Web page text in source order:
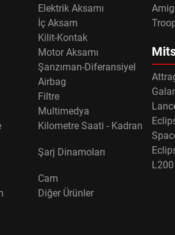
Elektrik Aksamı
İç Aksam
Kilit-Kontak
Motor Aksamı
Şanzıman-Diferansiyel
Airbag
Filtre
Multimedya
Kilometre Saati - Kadran
Şarj Dinamoları
Cam
Diğer Ürünler
L200